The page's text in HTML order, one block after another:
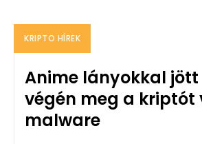
KRIPTO HÍREK
Anime lányokkal jött
végén meg a kriptót
malware